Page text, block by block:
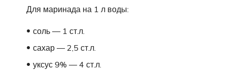
Для маринада на 1 л воды:
соль — 1 ст.л.
сахар — 2,5 ст.л.
уксус 9% — 4 ст.л.